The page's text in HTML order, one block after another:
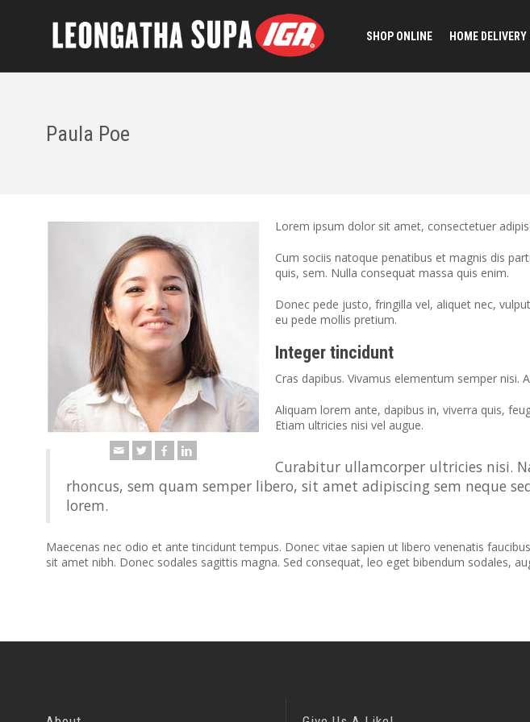
SHOP ONLINE HOME DELIVERY
Paula Poe
Lorem ipsum dolor sit amet, consectetuer
Cum sociis natoque penatibus et magnis dis
quis, sem. Nulla consequat massa quis enim.
Donec pede justo, fringilla vel, aliquet nec,
eu pede mollis pretium.
Integer tincidunt
Cras dapibus. Vivamus elementum semper
Aliquam lorem ante, dapibus in, viverra quis,
Etiam ultricies nisi vel augue.
Curabitur ullamcorper ultricies nisi.
rhoncus, sem quam semper libero, sit amet adipiscing sem neque
lorem.
Maecenas nec odio et ante tincidunt tempus. Donec vitae sapien ut libero venenatis
sit amet nibh. Donec sodales sagittis magna. Sed consequat, leo eget bibendum sodales,